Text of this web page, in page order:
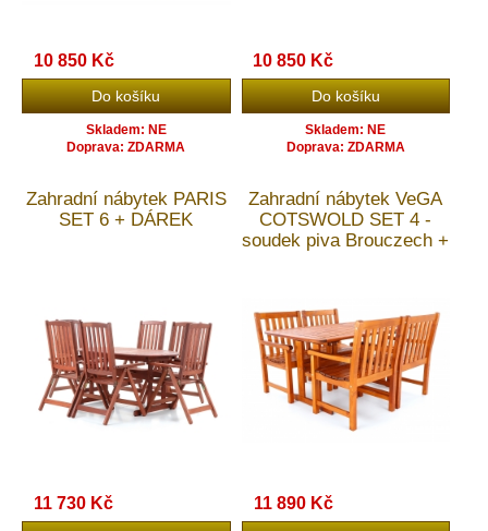
10 850 Kč
Skladem: NE
Doprava: ZDARMA
10 850 Kč
Skladem: NE
Doprava: ZDARMA
Zahradní nábytek PARIS
SET 6 + DÁREK
11 730 Kč
Zahradní nábytek VeGA
COTSWOLD SET 4 -
soudek piva Brouczech +
11 890 Kč